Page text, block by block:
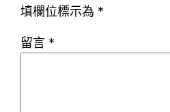
填欄位標示為 *
留言 *